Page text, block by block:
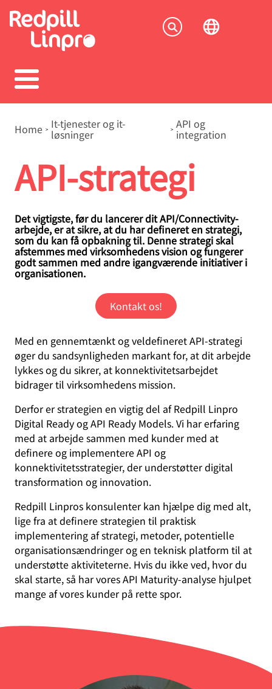
main
Breadcrumb
Home It-tjenester og it-
løsninger
API og
integration
API-strategi
Det vigtigste, før du lancerer dit API/Connectivity-
arbejde, er at sikre, at du har defineret en strategi,
som du kan få opbakning til. Denne strategi skal
afstemmes med virksomhedens vision og fungerer
godt sammen med andre igangværende initiativer i
organisationen.
Kontakt os!
Med en gennemtænkt og veldefineret API-strategi
øger du sandsynligheden markant for, at dit arbejde
lykkes og du sikrer, at konnektivitetsarbejdet
bidrager til virksomhedens mission.
Derfor er strategien en vigtig del af Redpill Linpro
Digital Ready og API Ready Models. Vi har erfaring
med at arbejde sammen med kunder med at
definere og implementere API og
konnektivitetsstrategier, der understøtter digital
transformation og innovation.
Redpill Linpros konsulenter kan hjælpe dig med alt,
lige fra at definere strategien til praktisk
implementering af strategi, metoder, potentielle
organisationsændringer og en teknisk platform til at
understøtte aktiviteterne. Hvis du ikke ved, hvor du
skal starte, så har vores API Maturity-analyse hjulpet
mange af vores kunder på rette spor.